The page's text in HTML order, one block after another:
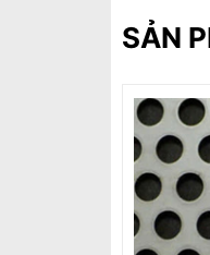
SẢN